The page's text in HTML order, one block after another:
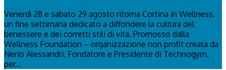
Venerdì 28 e sabato 29 agosto ritorna Cortina in Wellness,
un fine settimana dedicato a diffondere la cultura del
benessere e dei corretti stili di vita. Promosso dalla
Wellness Foundation – organizzazione non profit creata da
Nerio Alessandri, Fondatore e Presidente di Technogym,
per...